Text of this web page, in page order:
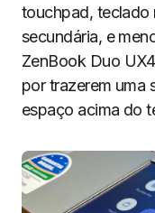
touchpad, teclado
secundária, e
ZenBook Duo
por trazerem uma
espaço acima do